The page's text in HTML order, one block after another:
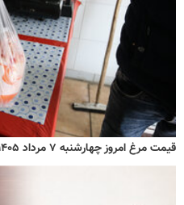
قیمت مرغ امروز چهارشنبه ۷ مرداد ۱۴۰۵